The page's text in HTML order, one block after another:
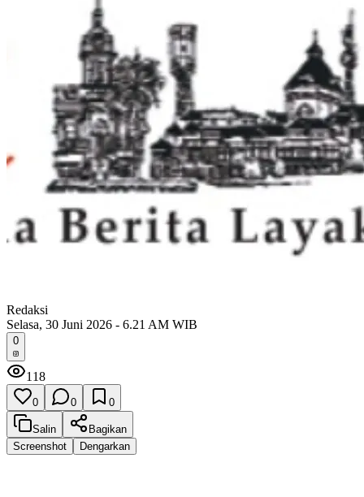
Redaksi
Selasa, 30 Juni 2026 - 6.21 AM WIB
0
118
0 0 0
Salin
Bagikan
Screenshot
Dengarkan